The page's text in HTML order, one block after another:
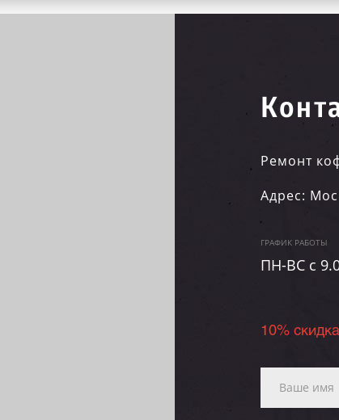
Ремонт
Адрес:
ГРАФИК РАБОТЫ
ПН-ВC c
10%